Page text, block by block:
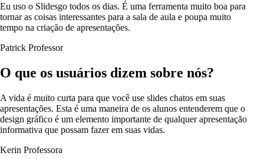
Eu uso o Slidesgo todos os dias. É uma ferramenta muito boa para
tornar as coisas interessantes para a sala de aula e poupa muito
tempo na criação de apresentações.
Patrick Professor
O que os usuários dizem sobre nós?
A vida é muito curta para que você use slides chatos em suas
apresentações. Esta é uma maneira de os alunos entenderem que o
design gráfico é um elemento importante de qualquer apresentação
informativa que possam fazer em suas vidas.
Kerin Professora